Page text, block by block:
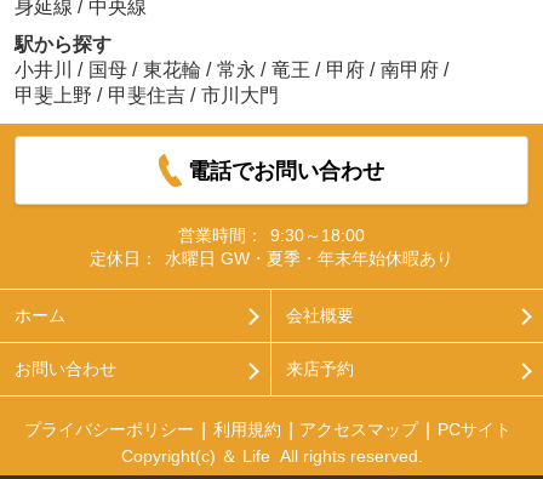
身延線 / 中央線
駅から探す
小井川
/ 国母 / 東花輪 / 常永 / 竜王 / 甲府 / 南甲府 /
甲斐上野 / 甲斐住吉 / 市川大門
電話でお問い合わせ
営業時間：
9:30～18:00
定休日：
水曜日 GW・夏季・年末年始休暇あり
ホーム 会社概要
お問い合わせ 来店予約
プライバシーポリシー 利用規約 アクセスマップ
PCサイト
Copyright(c) ＆ Life All rights reserved.